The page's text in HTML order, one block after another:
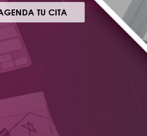
AGENDA TU CITA